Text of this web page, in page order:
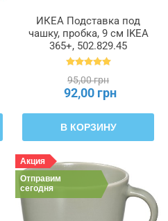
ИКЕА Подставка под
чашку, пробка, 9 см IKEA
365+, 502.829.45
95,00 грн
92,00 грн
В КОРЗИНУ
Акция
Отправим
сегодня